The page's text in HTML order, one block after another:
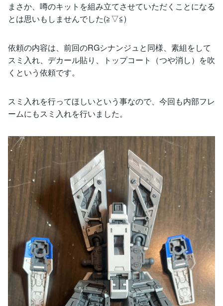
まさか、噂のキットを組み立てさせていただくことになる
とは思いもしませんでした(≧▽≦)
依頼の内容は、前回のRGシナンジュと同様、素組をして
スミ入れ、デカール貼り、トップコート（つや消し）を吹
くという依頼です。
スミ入れを行ってほしいという事なので、今回も内部フレ
ームにもスミ入れを行いました。